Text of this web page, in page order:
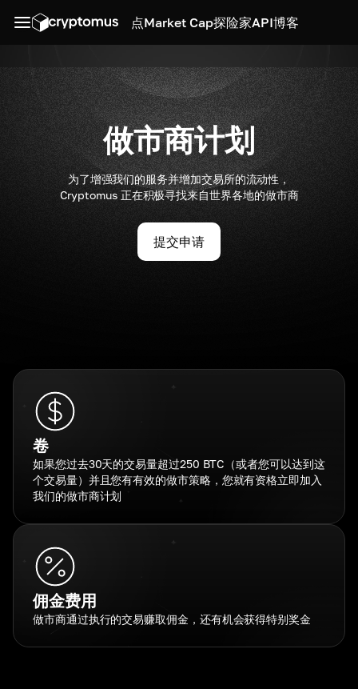
点Market Cap探险家API博客
做市商计划
为了增强我们的服务并增加交易所的流动性，
Cryptomus 正在积极寻找来自世界各地的做市商
提交申请
卷
如果您过去30天的交易量超过250 BTC（或者您可以达到这
个交易量）并且您有有效的做市策略，您就有资格立即加入
我们的做市商计划
佣金费用
做市商通过执行的交易赚取佣金，还有机会获得特别奖金